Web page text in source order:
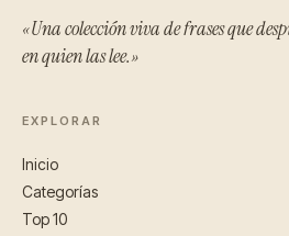
«Una colección viva de frases que
en quien las lee.»
EXPLORAR
Inicio
Categorías
Top 10